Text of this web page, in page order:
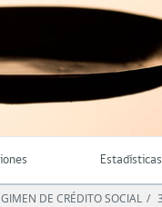
Estadísticas
DE CRÉDITO SOCIAL